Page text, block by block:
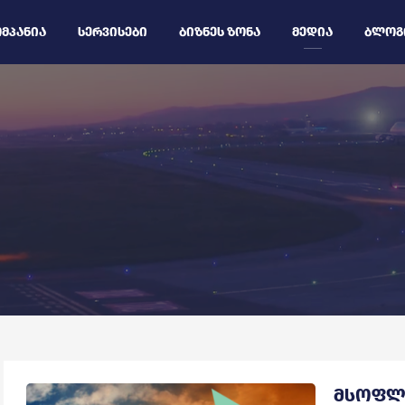
ᲡᲔᲠᲕᲘᲡᲔᲑᲘ ᲑᲘᲖᲜᲔᲡ ᲖᲝᲜᲐ ᲛᲔᲓᲘᲐ